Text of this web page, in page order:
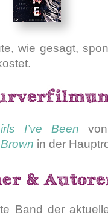
wie gesagt,
I’ve Been
in der
Band der